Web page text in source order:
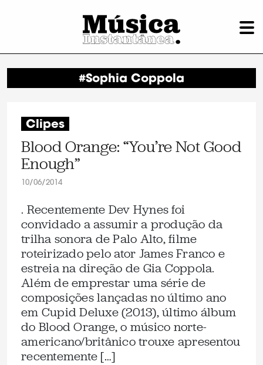
#Sophia Coppola
Clipes
Blood Orange: “You’re Not Good
Enough”
10/06/2014
. Recentemente Dev Hynes foi
convidado a assumir a produção da
trilha sonora de Palo Alto, filme
roteirizado pelo ator James Franco e
estreia na direção de Gia Coppola.
Além de emprestar uma série de
composições lançadas no último ano
em Cupid Deluxe (2013), último álbum
do Blood Orange, o músico norte-
americano/britânico trouxe apresentou
recentemente […]